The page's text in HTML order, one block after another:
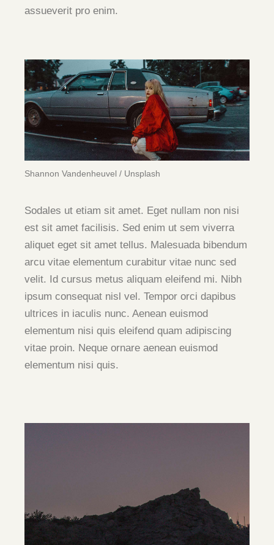
assueverit pro enim.
Shannon Vandenheuvel / Unsplash
Sodales ut etiam sit amet. Eget nullam non nisi
est sit amet facilisis. Sed enim ut sem viverra
aliquet eget sit amet tellus. Malesuada bibendum
arcu vitae elementum curabitur vitae nunc sed
velit. Id cursus metus aliquam eleifend mi. Nibh
ipsum consequat nisl vel. Tempor orci dapibus
ultrices in iaculis nunc. Aenean euismod
elementum nisi quis eleifend quam adipiscing
vitae proin. Neque ornare aenean euismod
elementum nisi quis.